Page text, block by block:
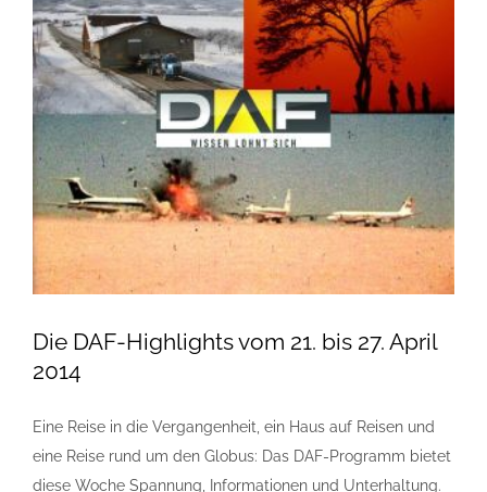
Die DAF-Highlights vom 21. bis 27. April
2014
Eine Reise in die Vergangenheit, ein Haus auf Reisen und
eine Reise rund um den Globus: Das DAF-Programm bietet
diese Woche Spannung, Informationen und Unterhaltung.